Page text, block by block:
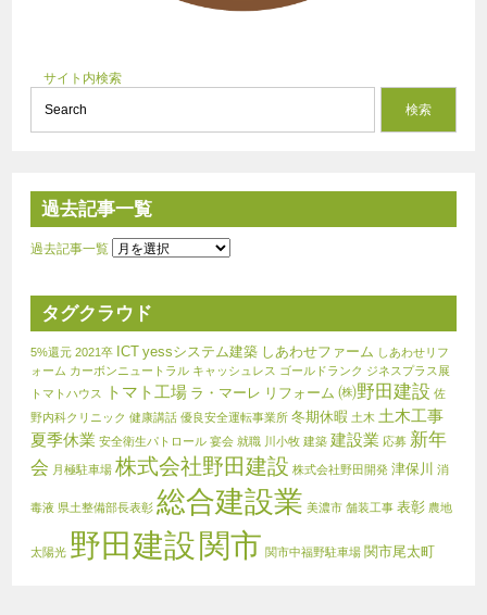
サイト内検索
過去記事一覧
過去記事一覧
タグクラウド
5%還元 2021卒 ICT yessシステム建築 しあわせファーム しあわせリフ
ォーム カーボンニュートラル キャッシュレス ゴールドランク ジネスプラス展
トマトハウス
トマト工場 ラ・マーレ リフォーム ㈱野田建設 佐
野内科クリニック 健康講話 優良安全運転事業所 冬期休暇 土木 土木工事
夏季休業 安全衛生パトロール 宴会 就職 川小牧 建築 建設業 応募 新年
会 月極駐車場 株式会社野田建設 株式会社野田開発 津保川 消
毒液 県土整備部長表彰 総合建設業 美濃市 舗装工事 表彰 農地
太陽光 野田建設関市 関市中福野駐車場 関市尾太町